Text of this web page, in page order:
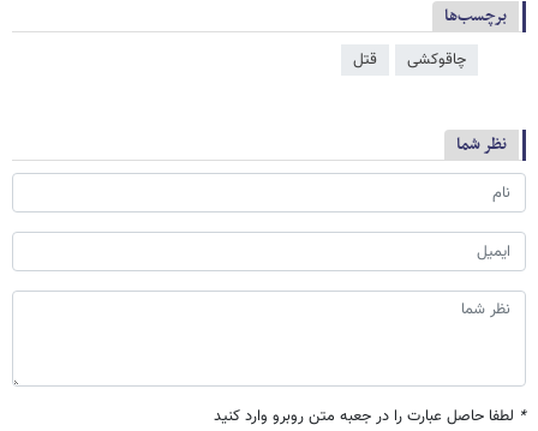
برچسب‌ها
چاقوکشی قتل
نظر شما
* لطفا حاصل عبارت را در جعبه متن روبرو وارد کنید